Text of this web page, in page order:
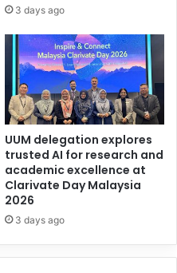
3 days ago
UUM delegation explores
trusted AI for research and
academic excellence at
Clarivate Day Malaysia
2026
3 days ago